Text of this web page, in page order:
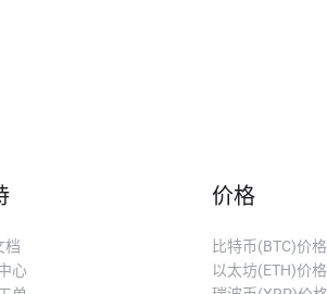
档
心
价格
比特币(BTC)价格
以太坊(ETH)价格